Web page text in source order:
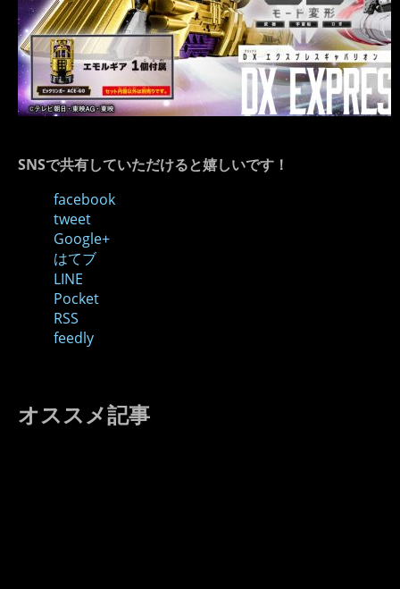
SNSで共有していただけると嬉しいです！
facebook
tweet
Google+
はてブ
LINE
Pocket
RSS
feedly
オススメ記事